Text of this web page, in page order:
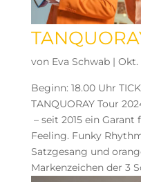
von Eva Schwab| Okt.
Beginn: 18.00 Uhr
TANQUORAY Tour
– seit 2015 ein
Feeling. Funky
Satzgesang und
Markenzeichen der 3